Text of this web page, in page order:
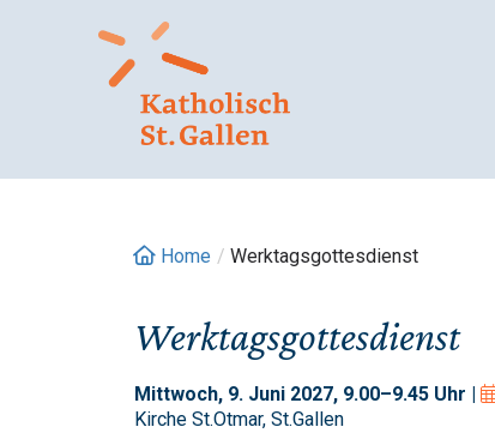
Home / Werktagsgottesdienst
Werktagsgottesdienst
Mittwoch, 9. Juni 2027, 9.00–9.45 Uhr |
Kirche St.Otmar, St.Gallen